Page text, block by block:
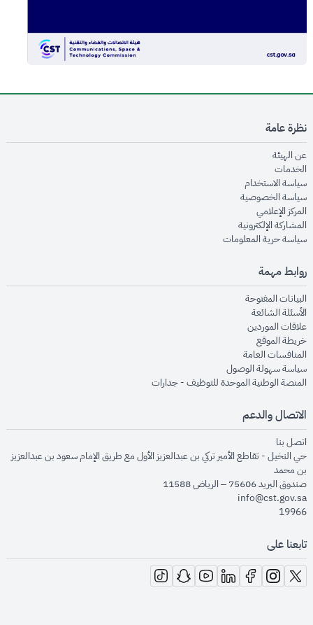
نظرة عامة
عن الهيئةopens in new window
الخدماتopens in new window
سياسة الاستخدام
سياسة الخصوصيةopens in new window
المركز الإعلاميopens in new window
المشاركة الإلكترونيةopens in new window
سياسة حرية المعلوماتopens in new window
روابط مهمة
البيانات المفتوحةopens in new window
الأسئلة الشائعةopens in new window
علاقات الموردينopens in new window
خريطة الموقعopens in new window
المنافسات العامةopens in new window
سياسة سهولة الوصولopens in new window
المنصة الوطنية الموحدة للتوظيف - جداراتopens in new window
الاتصال والدعم
اتصل بنا
حي النخيل - تقاطع الأمير تركي بن عبدالعزيز الأول مع طريق الإمام سعود بن عبدالعزيز
بن محمد
صندوق البريد 75606 – الرياض 11588
info@cst.gov.sa
19966
تابعنا على
opens in new window
opens in new window
opens in new window
opens in new window
opens in new window
opens in new window
opens in new window